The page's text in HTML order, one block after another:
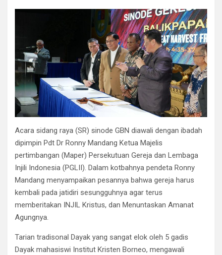
Acara sidang raya (SR) sinode GBN diawali dengan ibadah
dipimpin Pdt Dr Ronny Mandang Ketua Majelis
pertimbangan (Maper) Persekutuan Gereja dan Lembaga
Injili Indonesia (PGLII). Dalam kotbahnya pendeta Ronny
Mandang menyampaikan pesannya bahwa gereja harus
kembali pada jatidiri sesungguhnya agar terus
memberitakan INJIL Kristus, dan Menuntaskan Amanat
Agungnya.
Tarian tradisonal Dayak yang sangat elok oleh 5 gadis
Dayak mahasiswi Institut Kristen Borneo, mengawali